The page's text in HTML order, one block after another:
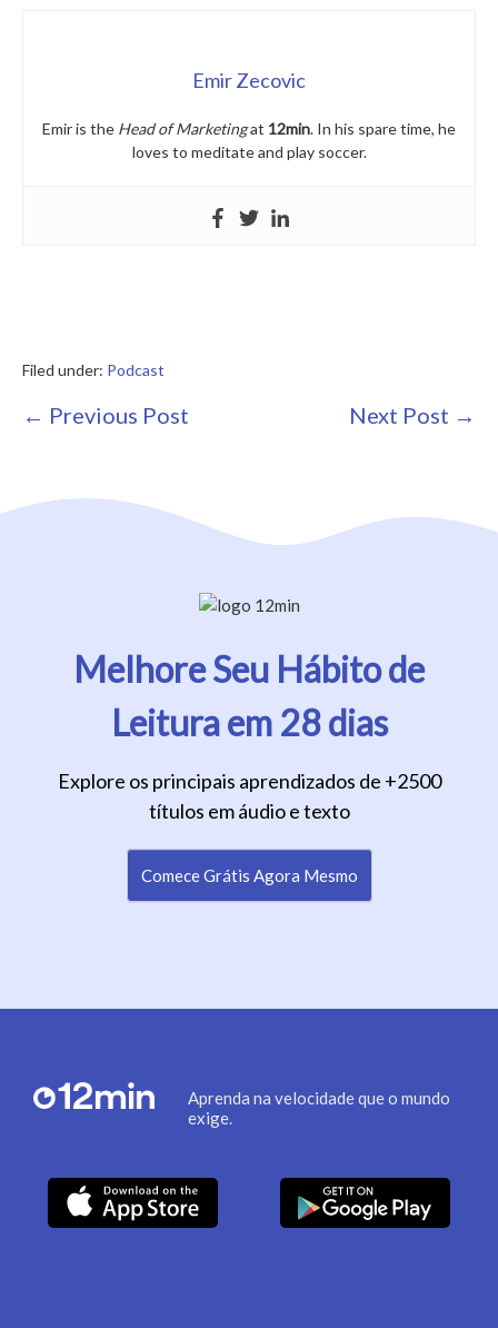
Emir Zecovic
Emir is the Head of Marketingat 12min. In his spare time, he
loves to meditate and play soccer.
Filed under: Podcast
Post
← Previous Post Next Post →
Melhore Seu Hábito de
Leitura em 28 dias
Explore os principais aprendizados de +2500
títulos em áudio e texto
Comece Grátis Agora Mesmo
Aprenda na velocidade que o mundo
exige.